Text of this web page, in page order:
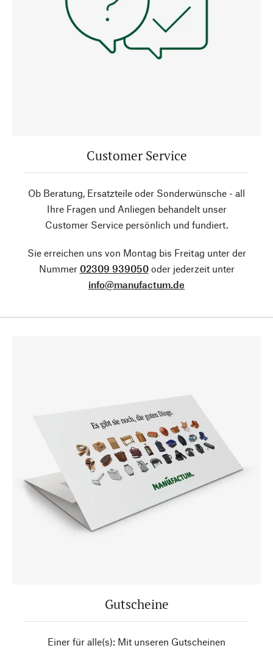
Customer Service
Ob Beratung, Ersatzteile oder Sonderwünsche - all
Ihre Fragen und Anliegen behandelt unser
Customer Service persönlich und fundiert.
Sie erreichen uns von Montag bis Freitag unter der
Nummer 02309 939050oder jederzeit unter
info@manufactum.de
Gutscheine
Einer für alle(s): Mit unseren Gutscheinen